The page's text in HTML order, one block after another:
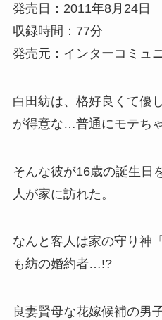
発売日：2011年8月24日
収録時間：77分
発売元：インターコミュ
白田紡は、格好良くて優
が得意な…普通にモテち
そんな彼が16歳の誕生日
人が家に訪れた。
なんと客人は家の守り神
も紡の婚約者…!?
良妻賢母な花嫁候補の男